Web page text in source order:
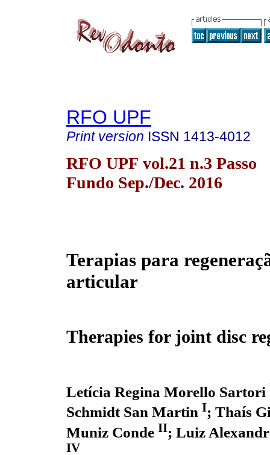
RFO UPF
Print version ISSN 1413-4012
RFO UPF vol.21 n.3 Passo
Fundo Sep./Dec. 2016
Terapias para
articular
Therapies for joint disc
Letícia Regina Morello Sartori
Schmidt San Martin I; Thaís
Muniz Conde II; Luiz
IV